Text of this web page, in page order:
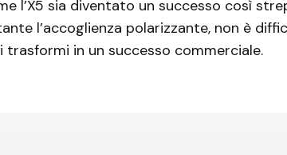
l’X5 sia diventato un successo così
l’accoglienza polarizzante, non è
trasformi in un successo commerciale.